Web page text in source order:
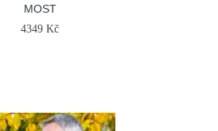
MOST
4349 Kč